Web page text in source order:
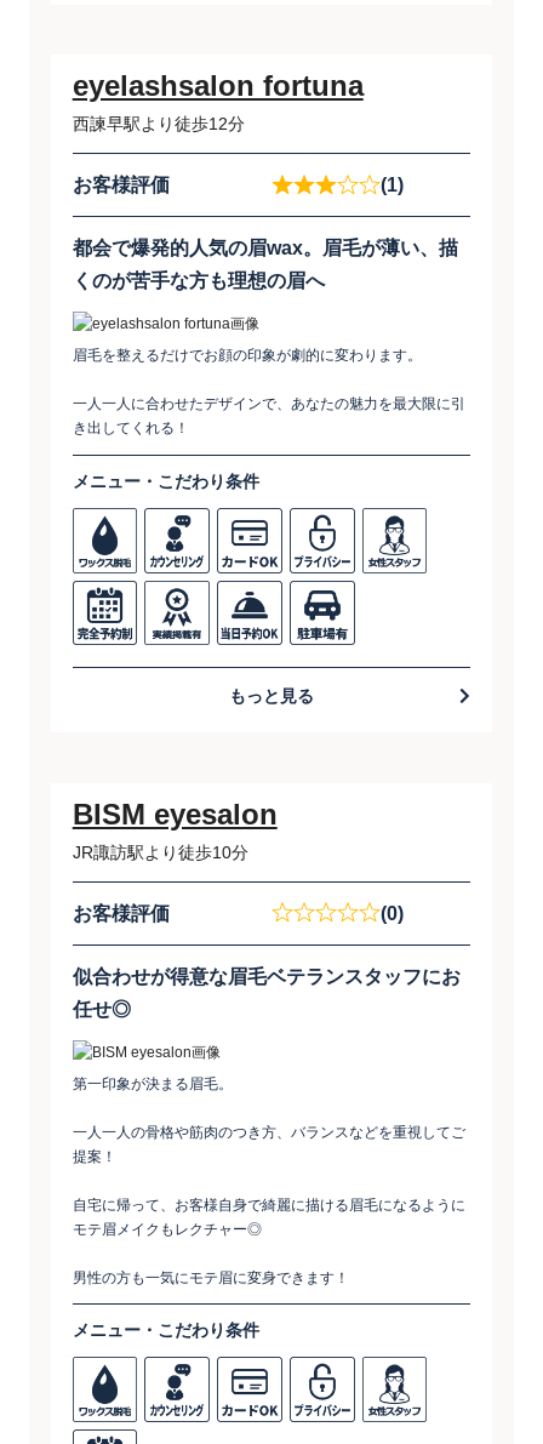
eyelashsalon fortuna
西諫早駅より徒歩12分
お客様評価 (1)
都会で爆発的人気の眉wax。眉毛が薄い、描
くのが苦手な方も理想の眉へ
眉毛を整えるだけでお顔の印象が劇的に変わります。
一人一人に合わせたデザインで、あなたの魅力を最大限に引
き出してくれる！
メニュー・こだわり条件
もっと見る
BISM eyesalon
JR諏訪駅より徒歩10分
お客様評価 (0)
似合わせが得意な眉毛ベテランスタッフにお
任せ◎
第一印象が決まる眉毛。
一人一人の骨格や筋肉のつき方、バランスなどを重視してご
提案！
自宅に帰って、お客様自身で綺麗に描ける眉毛になるように
モテ眉メイクもレクチャー◎
男性の方も一気にモテ眉に変身できます！
メニュー・こだわり条件